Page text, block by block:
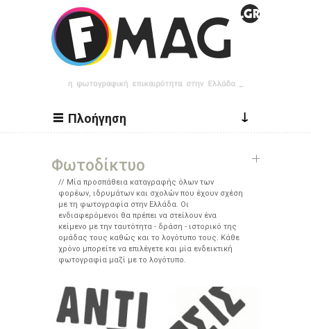
Παράκαμψη προς το κυρίως περιεχόμενο
Πλοήγηση ↓
Φωτοδίκτυο
Μία προσπάθεια καταγραφής όλων των
φορέων, ιδρυμάτων και σχολών που έχουν σχέση
με τη φωτογραφία στην Ελλάδα. Οι
ενδιαφερόμενοι θα πρέπει να στείλουν ένα
κείμενο με την ταυτότητα - δράση - ιστορικό της
ομάδας τους καθώς και το λογότυπο τους. Κάθε
χρόνο μπορείτε να επιλέγετε και μία ενδεικτική
φωτογραφία μαζί με το λογότυπο.